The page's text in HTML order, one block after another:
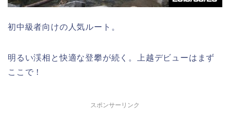
初中級者向けの人気ルート。
明るい渓相と快適な登攀が続く。上越デビューはまず
ここで！
スポンサーリンク